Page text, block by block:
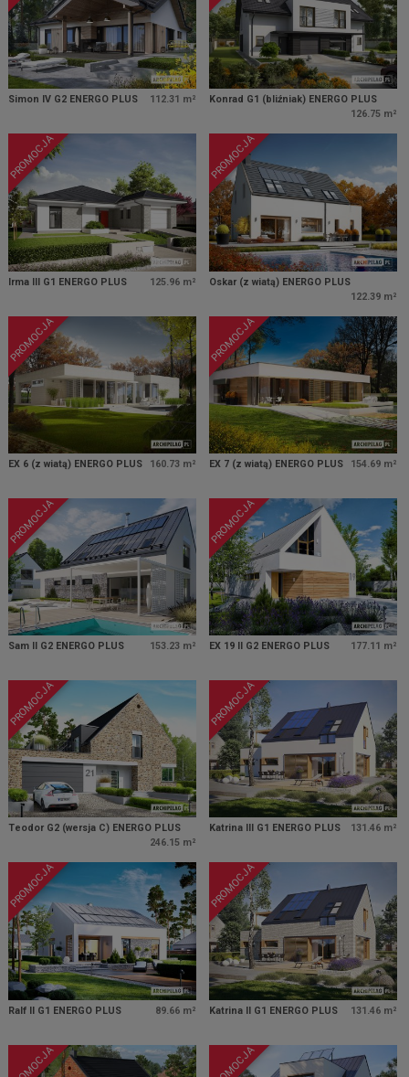
Simon IV G2 ENERGO PLUS 112.31 m²
Konrad G1 (bliźniak) ENERGO PLUS
126.75 m²
PROMOCJA
Irma III G1 ENERGO PLUS 125.96 m²
PROMOCJA
Oskar (z wiatą) ENERGO PLUS
122.39 m²
PROMOCJA
EX 6 (z wiatą) ENERGO PLUS 160.73 m²
PROMOCJA
EX 7 (z wiatą) ENERGO PLUS 154.69 m²
PROMOCJA
Sam II G2 ENERGO PLUS 153.23 m²
PROMOCJA
EX 19 II G2 ENERGO PLUS 177.11 m²
PROMOCJA
Teodor G2 (wersja C) ENERGO PLUS
246.15 m²
PROMOCJA
Katrina III G1 ENERGO PLUS 131.46 m²
PROMOCJA
Ralf II G1 ENERGO PLUS 89.66 m²
PROMOCJA
Katrina II G1 ENERGO PLUS 131.46 m²